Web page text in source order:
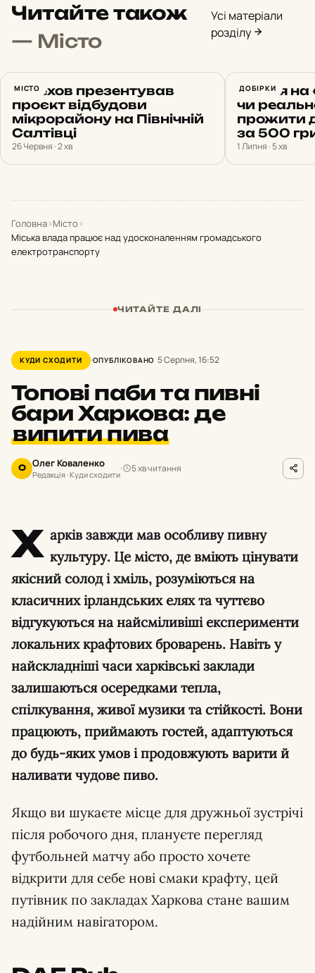
Читайте також
— Місто
Усі матеріали
розділу
МІСТО
Терехов презентував
проєкт відбудови
мікрорайону на Північній
Салтівці
26 Червня · 2 хв
ДОБІРКИ
Життя на
чи
прожити
за 500
1 Липня · 5 хв
Головна›Місто ›
Міська влада працює над удосконаленням громадського
електротранспорту
ЧИТАЙТЕ ДАЛІ
КУДИ СХОДИТИ ОПУБЛІКОВАНО 5 Серпня, 16:52
Топові паби та пивні
бари Харкова: де
випити пива
О Олег Коваленко
Редакція · Куди сходити
5 хв читання
Х арків завжди мав особливу пивну
культуру. Це місто, де вміють цінувати
якісний солод і хміль, розуміються на
класичних ірландських елях та чуттєво
відгукуються на найсміливіші експерименти
локальних крафтових броварень. Навіть у
найскладніші часи харківські заклади
залишаються осередками тепла,
спілкування, живої музики та стійкості. Вони
працюють, приймають гостей, адаптуються
до будь-яких умов і продовжують варити й
наливати чудове пиво.
Якщо ви шукаєте місце для дружньої зустрічі
після робочого дня, плануєте перегляд
футбольней матчу або просто хочете
відкрити для себе нові смаки крафту, цей
путівник по закладах Харкова стане вашим
надійним навігатором.